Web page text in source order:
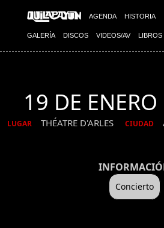
AGENDA HISTORIA
GALERÍA DISCOS VIDEOS/AV LIBROS
19 DE
LUGAR THÉATRE D'ARLES CIUDAD
Concierto